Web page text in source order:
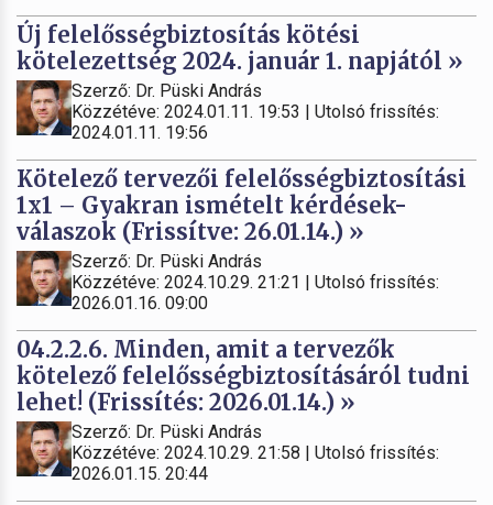
Új felelősségbiztosítás kötési
kötelezettség 2024. január 1. napjától »
Szerző: Dr. Püski András
Közzétéve: 2024.01.11. 19:53 | Utolsó frissítés:
2024.01.11. 19:56
Kötelező tervezői felelősségbiztosítási
1x1 – Gyakran ismételt kérdések-
válaszok (Frissítve: 26.01.14.) »
Szerző: Dr. Püski András
Közzétéve: 2024.10.29. 21:21 | Utolsó frissítés:
2026.01.16. 09:00
04.2.2.6. Minden, amit a tervezők
kötelező felelősségbiztosításáról tudni
lehet! (Frissítés: 2026.01.14.) »
Szerző: Dr. Püski András
Közzétéve: 2024.10.29. 21:58 | Utolsó frissítés:
2026.01.15. 20:44